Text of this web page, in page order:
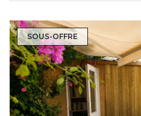
SOUS-OFFRE